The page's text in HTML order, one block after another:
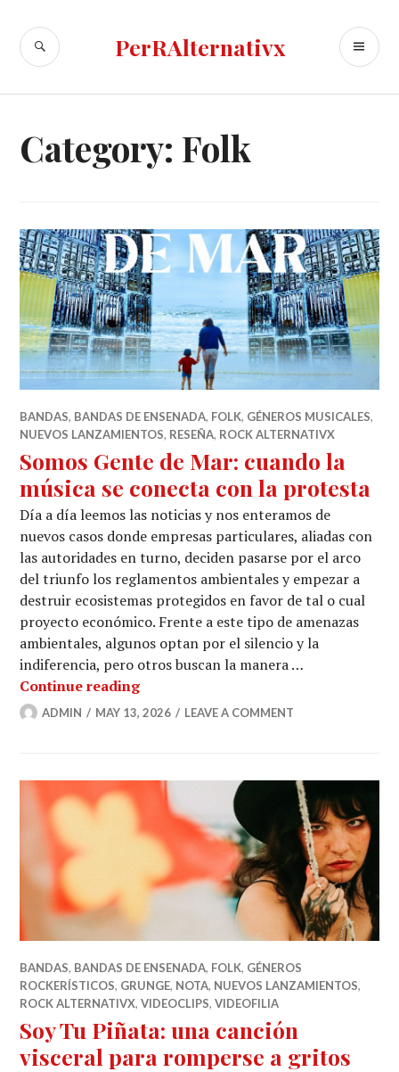
content
PerRAlternativx
SEARCH
Category: Folk
BANDAS, BANDAS DE ENSENADA, FOLK, GÉNEROS MUSICALES,
NUEVOS LANZAMIENTOS, RESEÑA, ROCK ALTERNATIVX
Somos Gente de Mar: cuando la
música se conecta con la protesta
Día a día leemos las noticias y nos enteramos de
nuevos casos donde empresas particulares, aliadas con
las autoridades en turno, deciden pasarse por el arco
del triunfo los reglamentos ambientales y empezar a
destruir ecosistemas protegidos en favor de tal o cual
proyecto económico. Frente a este tipo de amenazas
ambientales, algunos optan por el silencio y la
indiferencia, pero otros buscan la manera …
Continue readingSomos Gente de Mar: cuando la
ADMIN MAY 13, 2026 LEAVE A COMMENT
BANDAS, BANDAS DE ENSENADA, FOLK, GÉNEROS
ROCKERÍSTICOS, GRUNGE, NOTA, NUEVOS LANZAMIENTOS,
ROCK ALTERNATIVX,VIDEOCLIPS,VIDEOFILIA
Soy Tu Piñata: una canción
visceral para romperse a gritos